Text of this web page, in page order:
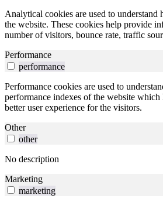
Analytical cookies are used to
the website. These cookies help provide
number of visitors, bounce rate, traffic
Performance
performance
Performance cookies are used to
performance indexes of the website
better user experience for the visitors.
Other
other
No description
Marketing
marketing